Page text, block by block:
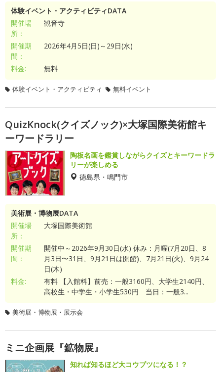
体験イベント・アクティビティDATA
開催場
所：
観音寺
開催期
間：
2026年4月5日(日)～29日(水)
料金: 無料
体験イベント・アクティビティ 無料イベント
QuizKnock(クイズノック)×大塚国際美術館キ
ーワードラリー
陶板名画を鑑賞しながらクイズとキーワードラ
リーが楽しめる
徳島県・鳴門市
美術展・博物展DATA
開催場
所：
大塚国際美術館
開催期
間：
開催中～2026年9月30日(水) 休み：月曜(7月20日、8
月3日〜31日、9月21日は開館)、7月21日(火)、9月24
日(木)
料金:
有料 【入館料】前売：一般3160円、大学生2140円、
高校生・中学生・小学生530円 当日：一般3...
美術展・博物展・展示会
ミニ企画展『鉱物展』
知れば知るほど大コウブツになる！？